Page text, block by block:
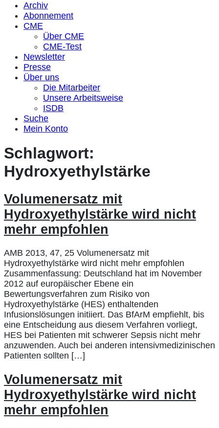
Archiv
Abonnement
CME
Über CME
CME-Test
Newsletter
Presse
Über uns
Die Mitarbeiter
Unsere Arbeitsweise
ISDB
Suche
Mein Konto
Schlagwort:
Hydroxyethylstärke
Volumenersatz mit
Hydroxyethylstärke wird nicht
mehr empfohlen
AMB 2013, 47, 25 Volumenersatz mit
Hydroxyethylstärke wird nicht mehr empfohlen
Zusammenfassung: Deutschland hat im November
2012 auf europäischer Ebene ein
Bewertungsverfahren zum Risiko von
Hydroxyethylstärke (HES) enthaltenden
Infusionslösungen initiiert. Das BfArM empfiehlt, bis
eine Entscheidung aus diesem Verfahren vorliegt,
HES bei Patienten mit schwerer Sepsis nicht mehr
anzuwenden. Auch bei anderen intensivmedizinischen
Patienten sollten […]
Volumenersatz mit
Hydroxyethylstärke wird nicht
mehr empfohlen